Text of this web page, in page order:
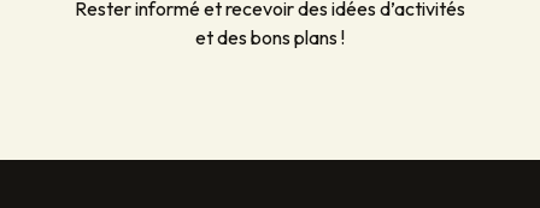
Rester informé et recevoir des idées d’activités
et des bons plans !